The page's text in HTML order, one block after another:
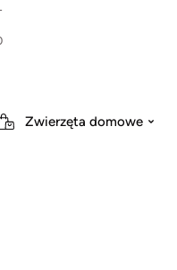
Zwierzęta domowe